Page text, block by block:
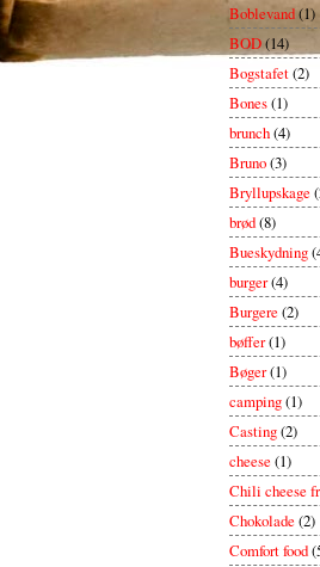
Boblevand(1)
BOD(14)
Bogstafet(2)
Bones(1)
brunch(4)
Bruno(3)
Bryllupskage
brød(8)
Bueskydning
burger(4)
Burgere(2)
bøffer(1)
Bøger(1)
camping(1)
Casting(2)
cheese(1)
Chili cheese
Chokolade(2)
Comfort food